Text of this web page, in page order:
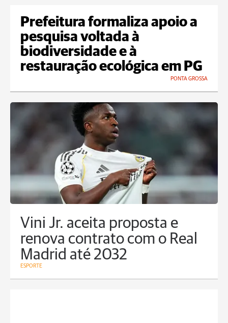
Prefeitura formaliza apoio a
pesquisa voltada à
biodiversidade e à
restauração ecológica em PG
PONTA GROSSA
Vini Jr. aceita proposta e
renova contrato com o Real
Madrid até 2032
ESPORTE